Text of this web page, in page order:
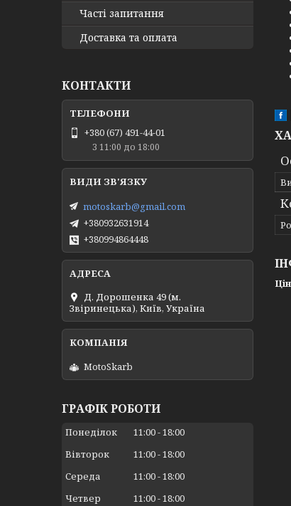
Часті запитання
Доставка та оплата
КОНТАКТИ
+380 (67) 491-44-01
З 11:00 до 18:00
motoskarb@gmail.com
+380932631914
+380994864448
Д. Дорошенка 49 (м.
Звіринецька), Київ, Україна
MotoSkarb
ГРАФІК РОБОТИ
Понеділок 11:00 18:00
Вівторок
11:00 18:00
Середа
11:00 18:00
Четвер
11:00 18:00